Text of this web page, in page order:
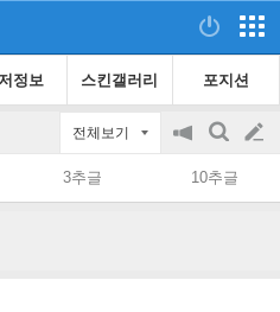
정보 스킨갤러리 포지션
전체보기
공
지
on/off
검
색
글
쓰
3추글 10추글